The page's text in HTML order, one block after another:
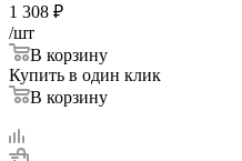
1 308 ₽
/шт
В корзину
Купить в один клик
В корзину